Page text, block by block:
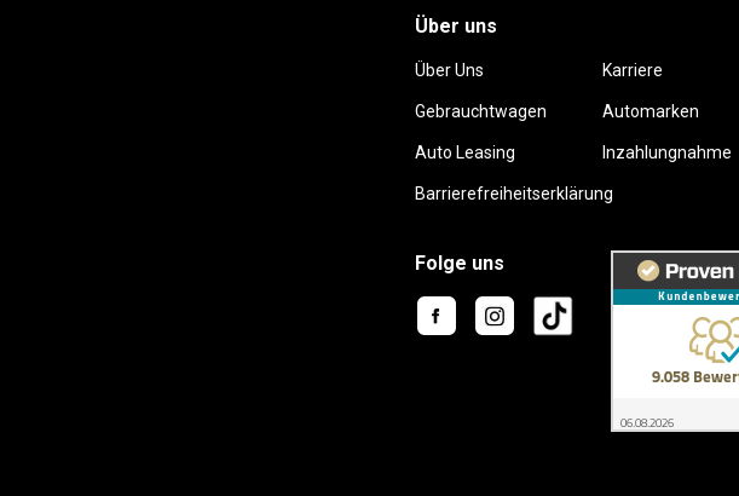
Über uns
Über Uns Karriere
Gebrauchtwagen Automarken
Auto Leasing Inzahlungnahme
Barrierefreiheitserklärung
Folge uns